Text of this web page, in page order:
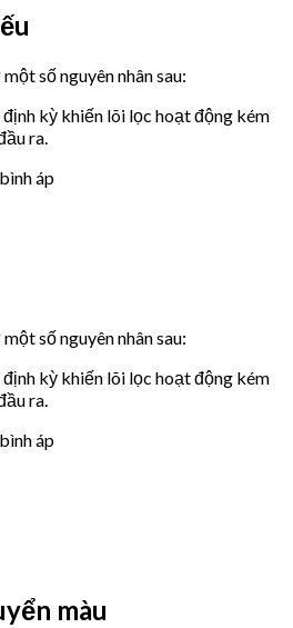
số nguyên nhân sau:
kỳ khiến lõi lọc hoạt động kém
ra.
áp
số nguyên nhân sau:
kỳ khiến lõi lọc hoạt động kém
ra.
áp
màu